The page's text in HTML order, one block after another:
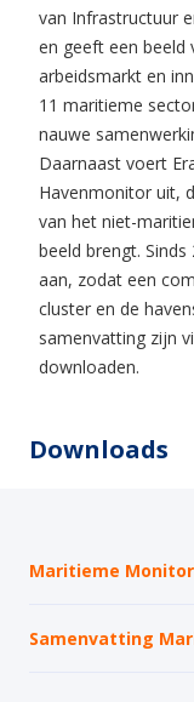
van Infrastructuur
en geeft een beeld
arbeidsmarkt en
11 maritieme
nauwe
Daarnaast voert
Havenmonitor uit,
van het niet-
beeld brengt.
aan, zodat een
cluster en de
samenvatting zijn
downloaden.
Downloads
Maritieme Monitor
Samenvatting